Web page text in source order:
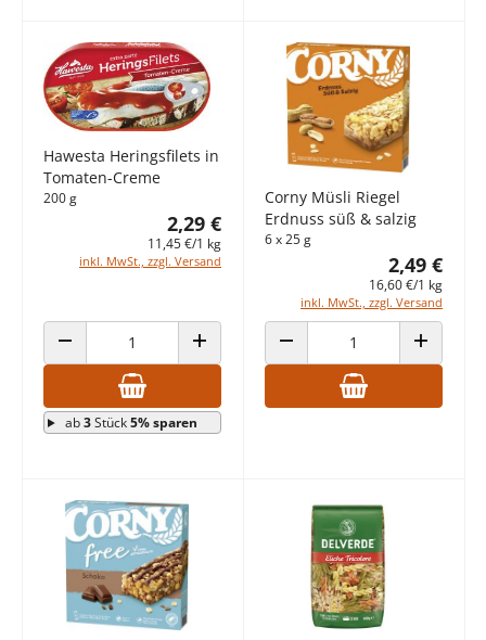
Hawesta Heringsfilets in
Tomaten-Creme
200 g
2,29 €
11,45 €/1 kg
inkl. MwSt., zzgl. Versand
ANZAHL VERRINGERN ANZAHL ERHÖHEN
ab3Stück5% sparen
Corny Müsli Riegel
Erdnuss süß & salzig
6 x 25 g
2,49 €
16,60 €/1 kg
inkl. MwSt., zzgl. Versand
ANZAHL VERRINGERN ANZAHL